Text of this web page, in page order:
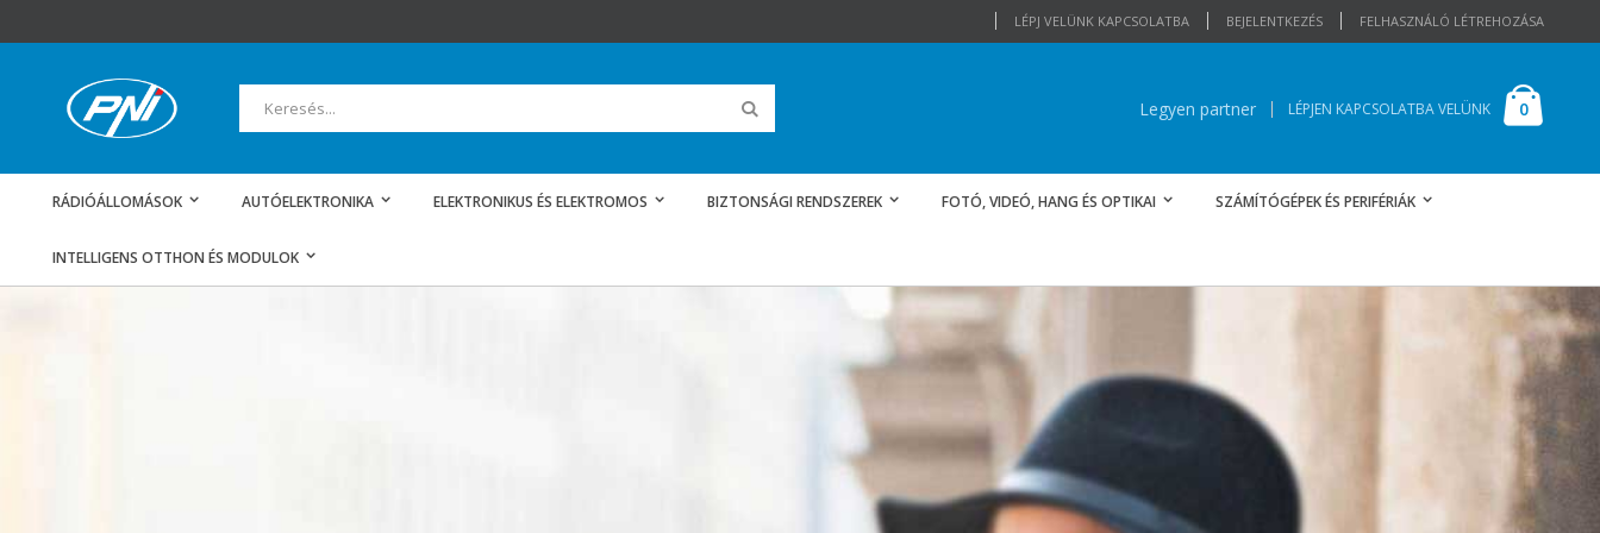
a
LÉPJ VELÜNK KAPCSOLATBA BEJELENTKEZÉS FELHASZNÁLÓ LÉTREHOZÁSA
0elemek
Legyen partner LÉPJEN KAPCSOLATBA VELÜNK
RÁDIÓÁLLOMÁSOK AUTÓELEKTRONIKA ELEKTRONIKUS ÉS ELEKTROMOS BIZTONSÁGI RENDSZEREK FOTÓ, VIDEÓ, HANG ÉS OPTIKAI SZÁMÍTÓGÉPEK ÉS PERIFÉRIÁK
INTELLIGENS OTTHON ÉS MODULOK